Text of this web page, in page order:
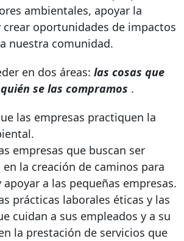
ambientales, apoyar la
crear oportunidades de impactos
nuestra comunidad.
en dos áreas: las cosas que
se las compramos .
las empresas practiquen la
empresas que buscan ser
la creación de caminos para
a las pequeñas empresas.
prácticas laborales éticas y las
cuidan a sus empleados y a su
la prestación de servicios que